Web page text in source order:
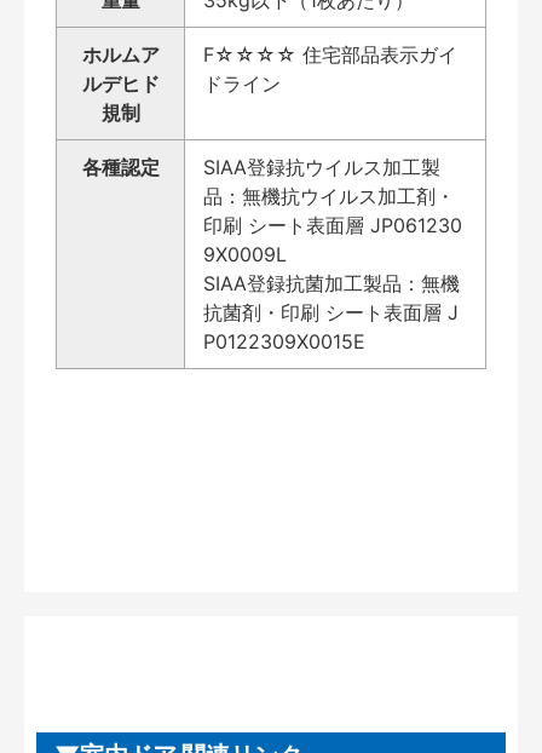
ホルムア
ルデヒド
規制
F☆☆☆☆ 住宅部品表示ガイ
ドライン
各種認定
SIAA登録抗ウイルス加工製
品：無機抗ウイルス加工剤・
印刷 シート表面層 JP061230
9X0009L
SIAA登録抗菌加工製品：無機
抗菌剤・印刷 シート表面層 J
P0122309X0015E